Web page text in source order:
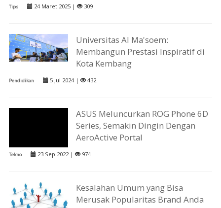
Tips 24 Maret 2025 | 309
Universitas Al Ma'soem:
Membangun Prestasi Inspiratif di
Kota Kembang
Pendidikan 5 Jul 2024 | 432
ASUS Meluncurkan ROG Phone 6D
Series, Semakin Dingin Dengan
AeroActive Portal
Tekno 23 Sep 2022 | 974
Kesalahan Umum yang Bisa
Merusak Popularitas Brand Anda